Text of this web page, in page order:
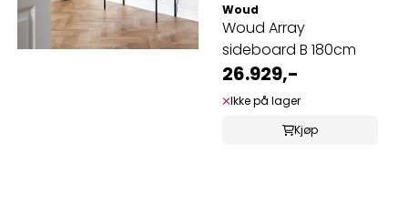
Woud
Woud Array
sideboard B 180cm
26.929,-
Ikke på lager
Kjøp